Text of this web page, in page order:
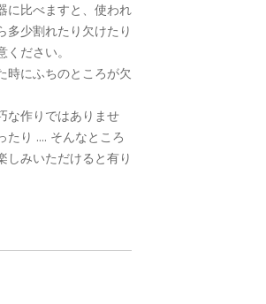
に比べますと、使われ
多少割れたり欠けたり
ださい。
にふちのところが欠
な作りではありませ
り .... そんなところ
しみいただけると有り